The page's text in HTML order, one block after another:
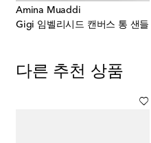
Amina Muaddi
Gigi 임벨리시드 캔버스 통 샌들
다른 추천 상품